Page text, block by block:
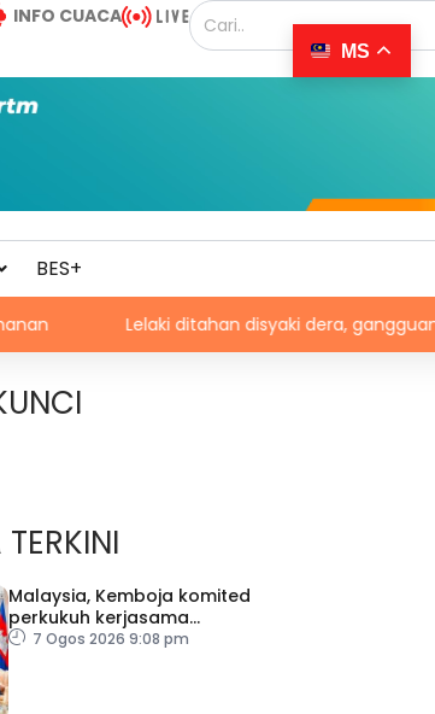
INFO CUACA
BES+
Lelaki ditahan disyaki dera, gangguan seksual
Malaysia, Kemboja komited
perkukuh kerjasama
pertahanan
7 Ogos 2026 9:08 pm
MS